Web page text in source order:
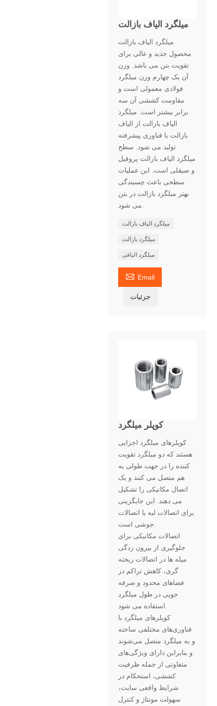
میلگرد الیاف بازالت
میلگرد الیاف بازالت
محصول جدید و عالی برای
تقویت بتن می باشد. وزن
آن یک چهارم وزن میلگرد
فولادی معمولی است و
مقاومت کششی آن سه
برابر بیشتر است. میلگرد
الیاف بازالت از الیاف
بازالت با فناوری پیشرفته
تولید می شود. سطح
میلگرد الیاف بازالت پروفیل
و صیقلی است. این عملیات
سطحی باعث چسبندگی
بهتر میلگرد بازالت در بتن
میلگرد الیاف بازالت
میلگرد بازالت
میلگرد الیافی
 Email
جزئیات
کوپلر میلگرد
کوپلرهای میلگرد اجزایی
هستند که دو میلگرد تقویت
کننده را در جهت طولی به
هم متصل می کنند و یک
اتصال مکانیکی را تشکیل
می دهند. این جایگزینی
برای اتصالات لبه یا اتصالات
اتصالات مکانیکی برای
جلوگیری از بیرون زدگی
میله ها در اتصالات ریخته
گری، کاهش تراکم در
فضاهای محدود و صرفه
جویی در طول میلگرد
کوپلرهای میلگرد با
فناوری‌های مختلفی ساخته
و به میلگرد متصل می‌شوند
و بنابراین دارای ویژگی‌های
متفاوتی از جمله ظرفیت
کششی، استحکام در
شرایط واقعی سایت،
سهولت مونتاژ و کنترل